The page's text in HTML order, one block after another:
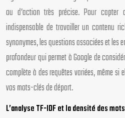
ou d’action très précise. Pour capter
indispensable de travailler un contenu
synonymes, les questions associées et les
profondeur qui permet à Google de
complète à des requêtes variées, même si
vos mots-clés de départ.
L’analyse TF-IDF et la densité des